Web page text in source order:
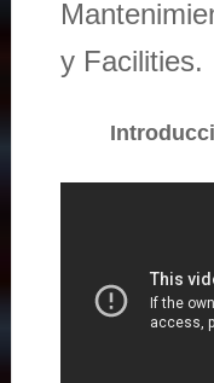
y Facilities.